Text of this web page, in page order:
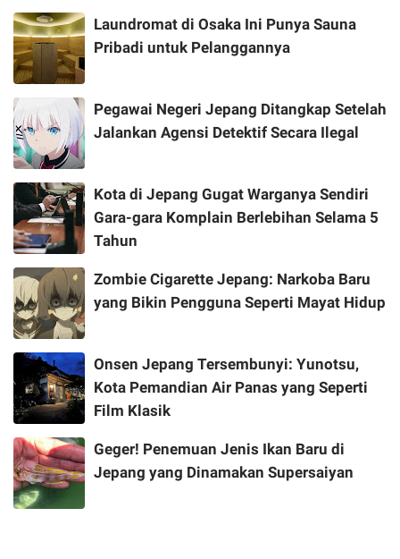
Laundromat di Osaka Ini Punya Sauna
Pribadi untuk Pelanggannya
Pegawai Negeri Jepang Ditangkap Setelah
Jalankan Agensi Detektif Secara Ilegal
Kota di Jepang Gugat Warganya Sendiri
Gara-gara Komplain Berlebihan Selama 5
Tahun
Zombie Cigarette Jepang: Narkoba Baru
yang Bikin Pengguna Seperti Mayat Hidup
Onsen Jepang Tersembunyi: Yunotsu,
Kota Pemandian Air Panas yang Seperti
Film Klasik
Geger! Penemuan Jenis Ikan Baru di
Jepang yang Dinamakan Supersaiyan